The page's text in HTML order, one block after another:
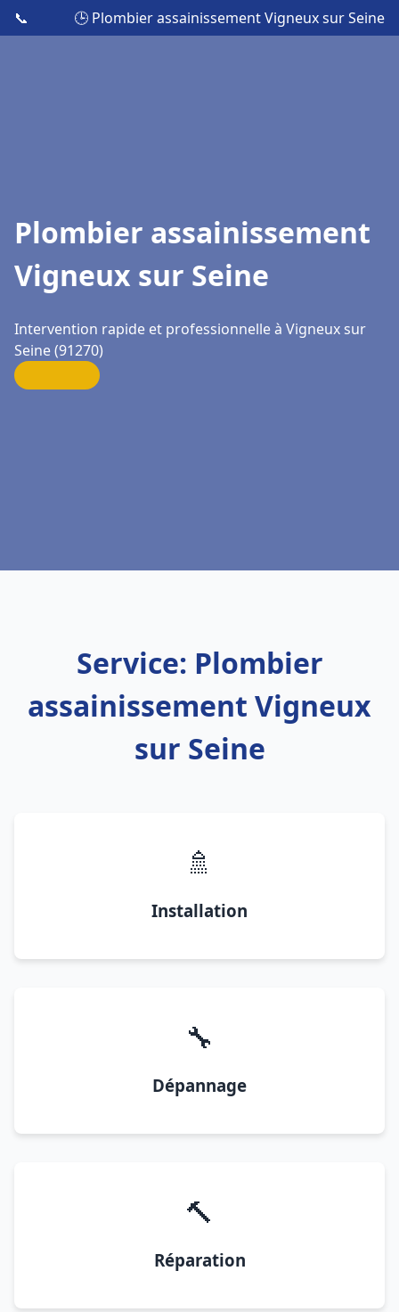
📞 🕒 Plombier assainissement Vigneux sur Seine
Plombier assainissement
Vigneux sur Seine
Intervention rapide et professionnelle à Vigneux sur
Seine (91270)
Service: Plombier
assainissement Vigneux
sur Seine
🚿
Installation
🔧
Dépannage
🔨
Réparation